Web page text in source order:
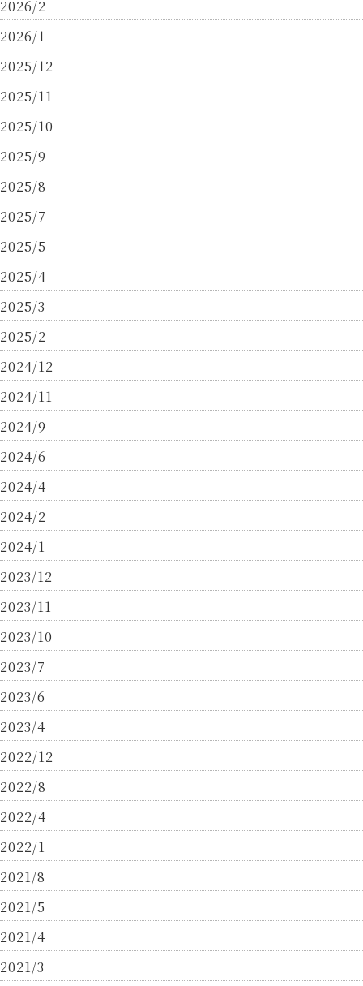
2026/2
2026/1
2025/12
2025/11
2025/10
2025/9
2025/8
2025/7
2025/5
2025/4
2025/3
2025/2
2024/12
2024/11
2024/9
2024/6
2024/4
2024/2
2024/1
2023/12
2023/11
2023/10
2023/7
2023/6
2023/4
2022/12
2022/8
2022/4
2022/1
2021/8
2021/5
2021/4
2021/3